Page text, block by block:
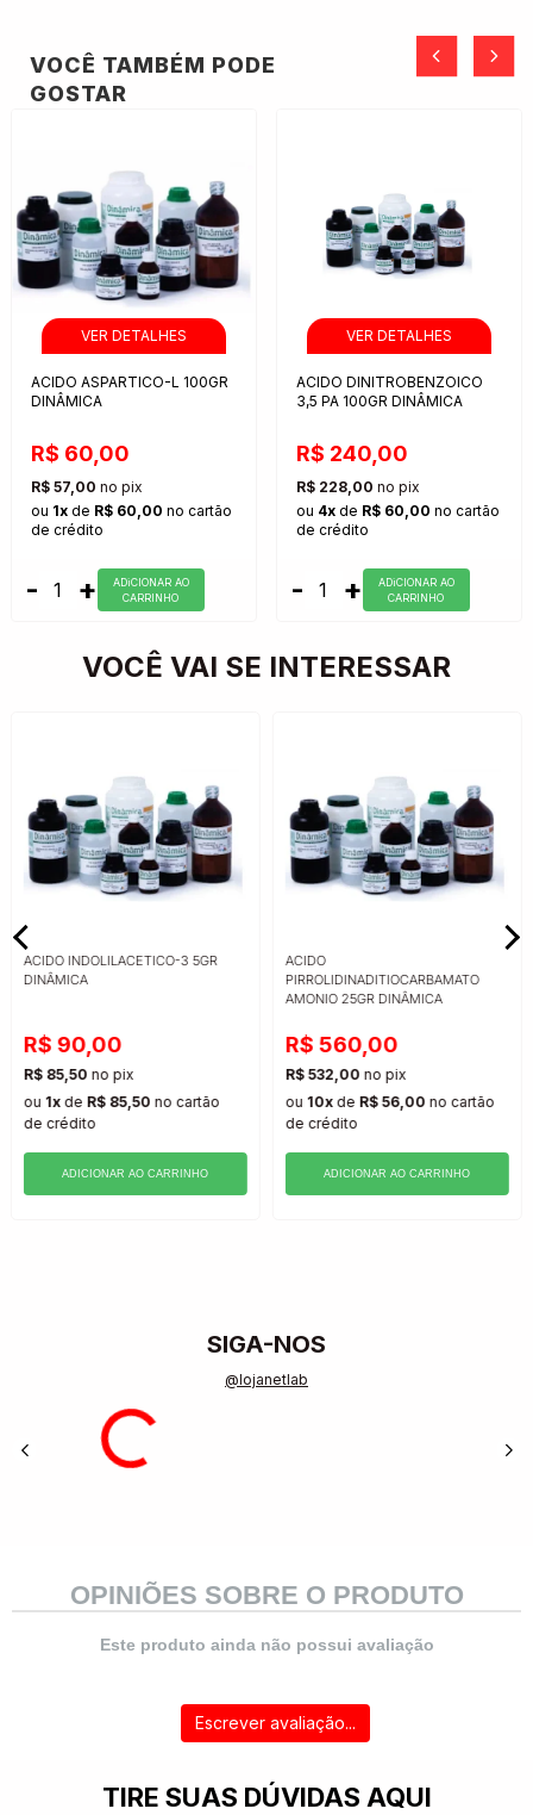
VOCÊ TAMBÉM PODE
GOSTAR
ACIDO ASPARTICO-L 100GR
DINÂMICA
R$ 60,00
R$ 57,00 no pix
ou 1x de R$ 60,00 no cartão
de crédito
- +
ADiCIONAR AO
CARRINHO
ACIDO DINITROBENZOICO
3,5 PA 100GR DINÂMICA
R$ 240,00
R$ 228,00 no pix
ou 4x de R$ 60,00 no cartão
de crédito
- +
ADiCIONAR AO
CARRINHO
VOCÊ VAI SE INTERESSAR
ACIDO INDOLILACETICO-3 5GR
DINÂMICA
R$ 90,00
R$ 85,50 no pix
ou 1xde R$ 85,50 no cartão
de crédito
ADICIONAR AO CARRINHO
ACIDO
PIRROLIDINADITIOCARBAMATO
AMONIO 25GR DINÂMICA
R$ 560,00
R$ 532,00 no pix
ou 10xde R$ 56,00 no cartão
de crédito
ADICIONAR AO CARRINHO
SIGA-NOS
@lojanetlab
OPINIÕES SOBRE O PRODUTO
Este produto ainda não possui avaliação
Escrever avaliação...
TIRE SUAS DÚVIDAS AQUI